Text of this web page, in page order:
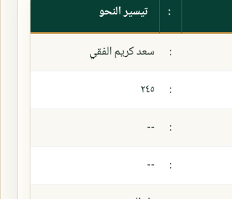
:
تيسير النحو
:
سعد كريم الفقي
:
٢٤٥
:
--
:
--